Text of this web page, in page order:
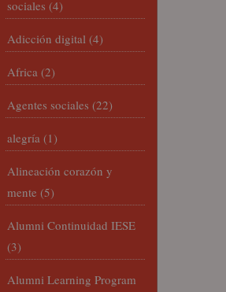
sociales (4)
Adicción digital (4)
Africa (2)
Agentes sociales (22)
alegría (1)
Alineación corazón y
mente (5)
Alumni Continuidad IESE
(3)
Alumni Learning Program